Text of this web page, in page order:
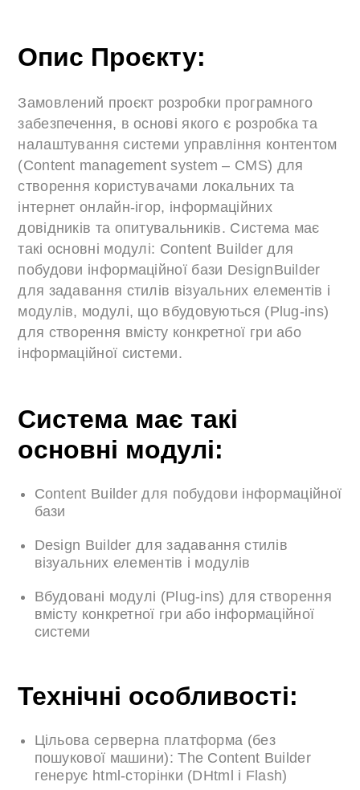
Опис Проєкту:
Замовлений проєкт розробки програмного
забезпечення, в основі якого є розробка та
налаштування системи управління контентом
(Content management system – CMS) для
створення користувачами локальних та
інтернет онлайн-ігор, інформаційних
довідників та опитувальників. Система має
такі основні модулі: Content Builder для
побудови інформаційної бази DesignBuilder
для задавання стилів візуальних елементів і
модулів, модулі, що вбудовуються (Plug-ins)
для створення вмісту конкретної гри або
інформаційної системи.
Система має такі
основні модулі:
Content Builder для побудови інформаційної
бази
Design Builder для задавання стилів
візуальних елементів і модулів
Вбудовані модулі (Plug-ins) для створення
вмісту конкретної гри або інформаційної
системи
Технічні особливості:
Цільова серверна платформа (без
пошукової машини): The Content Builder
генерує html-сторінки (DHtml і Flash)